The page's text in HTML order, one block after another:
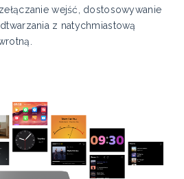
wejść, dostosowywanie
z natychmiastową